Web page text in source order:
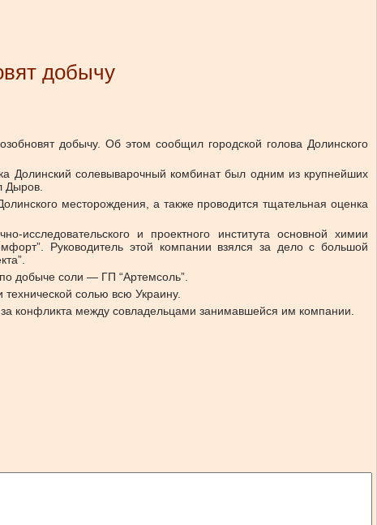
добычу
добычу. Об этом сообщил городской голова Долинского
Долинский солевыварочный комбинат был одним из крупнейших
Дыров.
месторождения, а также проводится тщательная оценка
исследовательского и проектного института основной химии
Руководитель этой компании взялся за дело с большой
добыче соли — ГП “Артемсоль”.
солью всю Украину.
конфликта между совладельцами занимавшейся им компании.